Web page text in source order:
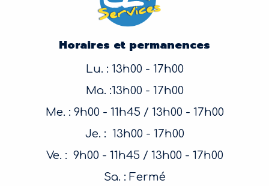
Horaires et permanences
Lu. : 13h00 - 17h00
Ma. :13h00 - 17h00
Me. : 9h00 - 11h45 / 13h00 - 17h00
Je. : 13h00 - 17h00
Ve. : 9h00 - 11h45 / 13h00 - 17h00
Sa. : Fermé